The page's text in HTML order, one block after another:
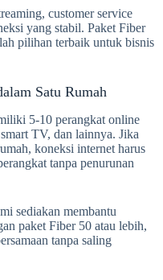
customer service
yang stabil. Paket Fiber
pilihan terbaik untuk bisnis
Satu Rumah
5-10 perangkat online
TV, dan lainnya. Jika
koneksi internet harus
tanpa penurunan
sediakan membantu
paket Fiber 50 atau lebih,
tanpa saling